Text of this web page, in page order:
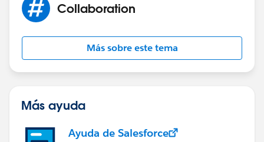
Collaboration
Más sobre este tema
Más ayuda
Ayuda de Salesforce